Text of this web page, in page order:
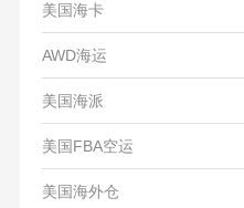
美国海卡
AWD海运
美国海派
美国FBA空运
美国海外仓